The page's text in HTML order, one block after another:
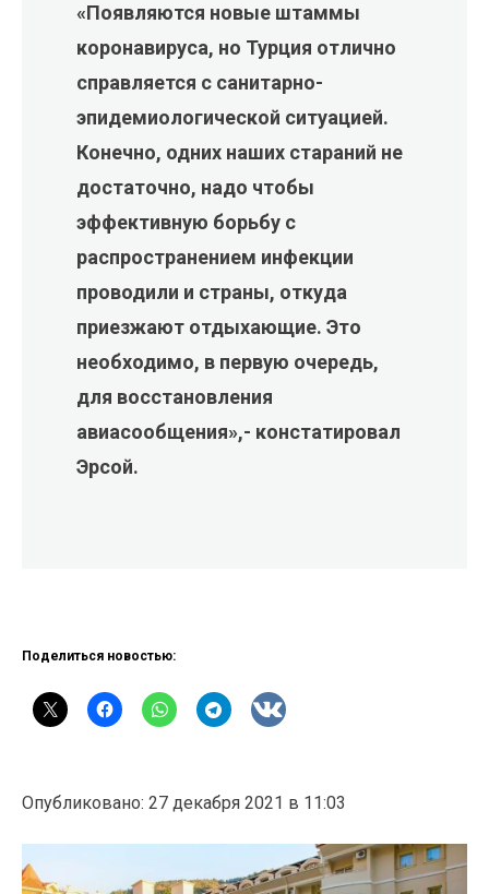
«Появляются новые штаммы
коронавируса, но Турция отлично
справляется с санитарно-
эпидемиологической ситуацией.
Конечно, одних наших стараний не
достаточно, надо чтобы
эффективную борьбу с
распространением инфекции
проводили и страны, откуда
приезжают отдыхающие. Это
необходимо, в первую очередь,
для восстановления
авиасообщения»,- констатировал
Эрсой.
Поделиться новостью:
Опубликовано: 27 декабря 2021 в 11:03